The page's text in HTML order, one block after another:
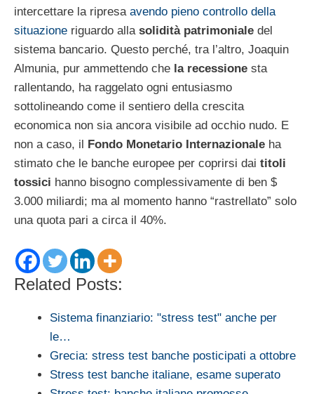
intercettare la ripresa avendo pieno controllo della
situazione riguardo alla solidità patrimoniale del
sistema bancario. Questo perché, tra l’altro, Joaquin
Almunia, pur ammettendo che la recessione sta
rallentando, ha raggelato ogni entusiasmo
sottolineando come il sentiero della crescita
economica non sia ancora visibile ad occhio nudo. E
non a caso, il Fondo Monetario Internazionale ha
stimato che le banche europee per coprirsi dai titoli
tossici hanno bisogno complessivamente di ben $
3.000 miliardi; ma al momento hanno “rastrellato” solo
una quota pari a circa il 40%.
Related Posts:
Sistema finanziario: "stress test" anche per
le…
Grecia: stress test banche posticipati a ottobre
Stress test banche italiane, esame superato